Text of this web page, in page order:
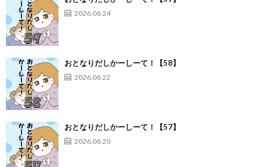
2026.06.24
おとなりだしかーしーて！【58】
2026.06.22
おとなりだしかーしーて！【57】
2026.06.20